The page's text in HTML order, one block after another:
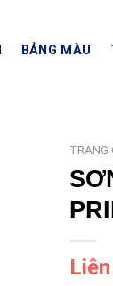
BẢNG MÀU
TRANG